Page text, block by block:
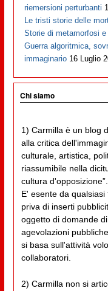
riemersioni perturbanti
Le tristi storie delle
Storie di metamorfosi
Guerra algoritmica,
immaginario 16 Luglio
Chi siamo
1) Carmilla è un blog
alla critica
culturale, artistica,
riassumibile nella
cultura d'opposizione”.
E' esente da
priva di inserti
oggetto di domande
agevolazioni
si basa sull'attività
collaboratori.
2) Carmilla non si